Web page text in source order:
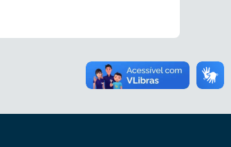
Educação, o seu Projeto
o ensino dentro do
Conselho Escolar/Gestor e
Educação, o seu
de Educação;
em consonância